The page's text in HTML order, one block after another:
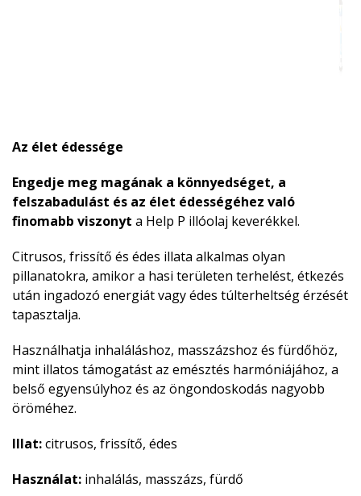
Az élet édessége
Engedje meg magának a könnyedséget, a
felszabadulást és az élet édességéhez való
finomabb viszonyt a Help P illóolaj keverékkel.
Citrusos, frissítő és édes illata alkalmas olyan
pillanatokra, amikor a hasi területen terhelést, étkezés
után ingadozó energiát vagy édes túlterheltség érzését
tapasztalja.
Használhatja inhaláláshoz, masszázshoz és fürdőhöz,
mint illatos támogatást az emésztés harmóniájához, a
belső egyensúlyhoz és az öngondoskodás nagyobb
öröméhez.
Illat:citrusos, frissítő, édes
Használat: inhalálás, masszázs, fürdő